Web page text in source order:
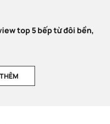
top 5 bếp từ đôi bền,